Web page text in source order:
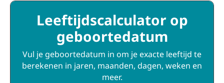
Leeftijdscalculator op
geboortedatum
Vul je geboortedatum in om je exacte leeftijd te
berekenen in jaren, maanden, dagen, weken en
meer.